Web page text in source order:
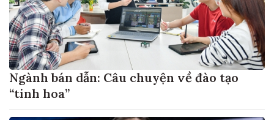
Ngành bán dẫn: Câu chuyện về đào tạo
“tinh hoa”